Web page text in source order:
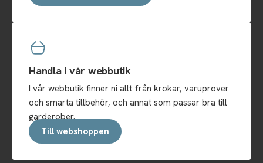
Handla i vår webbutik
I vår webbutik finner ni allt från krokar, varuprover
och smarta tillbehör, och annat som passar bra till
garderober.
Till webshoppen